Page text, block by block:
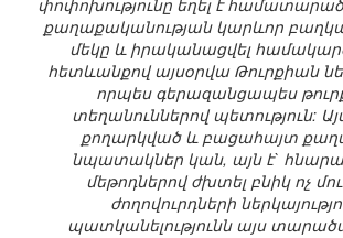
փոփոխությունը եղել է
քաղաքականության կարևոր
մեկը և իրականացվել
հետևանքով այսօրվա Թուրքիան
որպես գերազանցապես
տեղանուններով պետություն:
քողարկված և բացահայտ
նպատակներ կան, այն է`
մեթոդներով ժխտել բնիկ ոչ
ժողովուրդների
պատկանելությունն այս